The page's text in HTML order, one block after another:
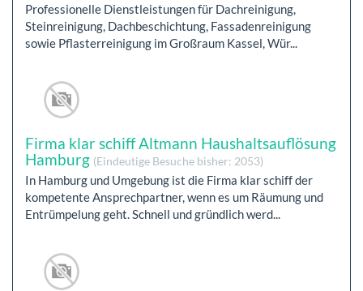
Professionelle Dienstleistungen für Dachreinigung,
Steinreinigung, Dachbeschichtung, Fassadenreinigung
sowie Pflasterreinigung im Großraum Kassel, Wür...
Firma klar schiff Altmann Haushaltsauflösung
Hamburg (Eindeutige Besuche bisher: 2053)
In Hamburg und Umgebung ist die Firma klar schiff der
kompetente Ansprechpartner, wenn es um Räumung und
Entrümpelung geht. Schnell und gründlich werd...